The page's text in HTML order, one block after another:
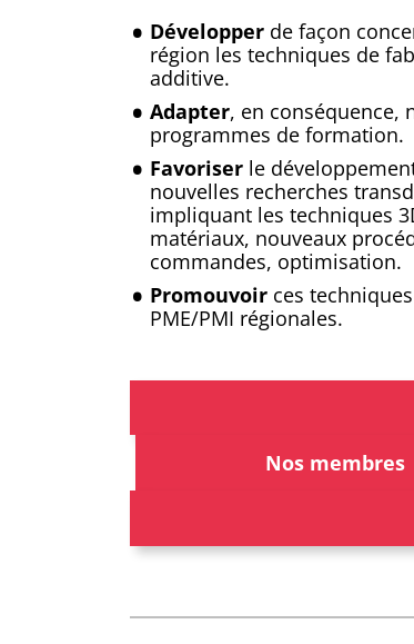
Développer de façon
région les techniques de
additive.
Adapter, en conséquence,
programmes de formation.
Favoriser le
nouvelles recherches
impliquant les techniques
matériaux, nouveaux
commandes, optimisation.
Promouvoir ces
PME/PMI régionales.
Nos membres